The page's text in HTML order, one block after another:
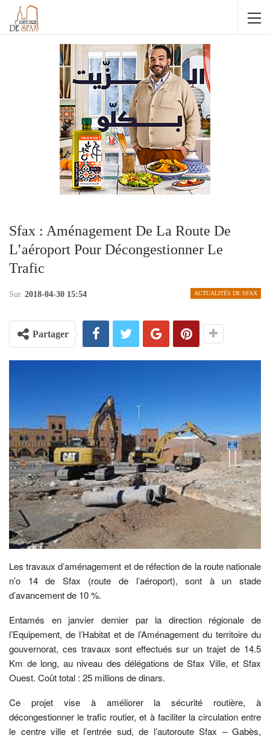
Sfax : Aménagement De La Route De
L’aéroport Pour Décongestionner Le
Trafic
ACTUALITÉS DE SFAX
Sur 2018-04-30 15:54
Partager
Les travaux d’aménagement et de réfection de la route nationale
n’o 14 de Sfax (route de l’aéroport), sont à un stade
d’avancement de 10 %.
Entamés en janvier dernier par la direction régionale de
l’Equipement, de l’Habitat et de l’Aménagement du territoire du
gouvernorat, ces travaux sont effectués sur un trajet de 14.5
Km de long, au niveau des délégations de Sfax Ville, et Sfax
Ouest. Coût total : 25 millions de dinars.
Ce projet vise à améliorer la sécurité routière, à
décongestionner le trafic routier, et à faciliter la circulation entre
le centre ville et l’entrée sud, de l’autoroute Sfax – Gabès,